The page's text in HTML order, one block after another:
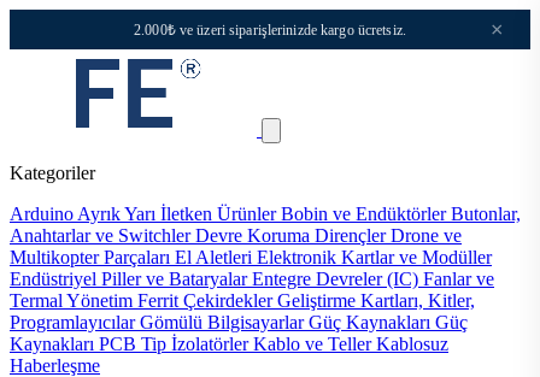
2.000₺ ve üzeri siparişlerinizde kargo ücretsiz. ×
Kategoriler
Arduino Ayrık Yarı İletken ÜrünlerBobin ve EndüktörlerButonlar,
Anahtarlar ve SwitchlerDevre Koruma DirençlerDrone ve
Multikopter Parçaları El Aletleri Elektronik Kartlar ve Modüller
Endüstriyel Piller ve BataryalarEntegre Devreler (IC) Fanlar ve
Termal Yönetim Ferrit ÇekirdeklerGeliştirme Kartları, Kitler,
ProgramlayıcılarGömülü BilgisayarlarGüç Kaynakları Güç
Kaynakları PCB Tip İzolatörlerKablo ve TellerKablosuz
Haberleşme